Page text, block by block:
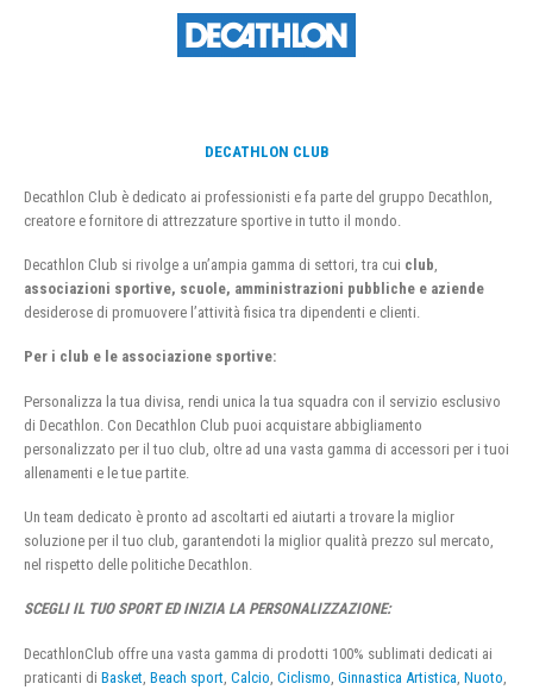
DECATHLON CLUB
Decathlon Club è dedicato ai professionisti e fa parte del gruppo Decathlon,
creatore e fornitore di attrezzature sportive in tutto il mondo.
Decathlon Club si rivolge a un’ampia gamma di settori, tra cui club
associazioni sportive, scuole, amministrazioni pubbliche e aziende
desiderose di promuovere l’attività fisica tra dipendenti e clienti.
Per i club e le associazione sportive:
Personalizza la tua divisa, rendi unica la tua squadra con il servizio esclusivo
di Decathlon. Con Decathlon Club puoi acquistare abbigliamento
personalizzato per il tuo club, oltre ad una vasta gamma di accessori per i tuoi
allenamenti e le tue partite.
Un team dedicato è pronto ad ascoltarti ed aiutarti a trovare la miglior
soluzione per il tuo club, garantendoti la miglior qualità prezzo sul mercato,
nel rispetto delle politiche Decathlon.
SCEGLI IL TUO SPORT ED INIZIA LA PERSONALIZZAZIONE:
DecathlonClub offre una vasta gamma di prodotti 100% sublimati dedicati ai
praticanti di Basket Beach sport Calcio Ciclismo Ginnastica Artistica Nuoto